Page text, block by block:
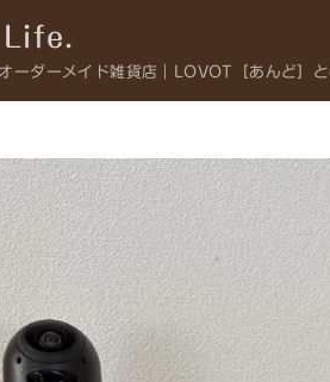
ーダーメイド雑貨店｜LOVOT［あんど］と